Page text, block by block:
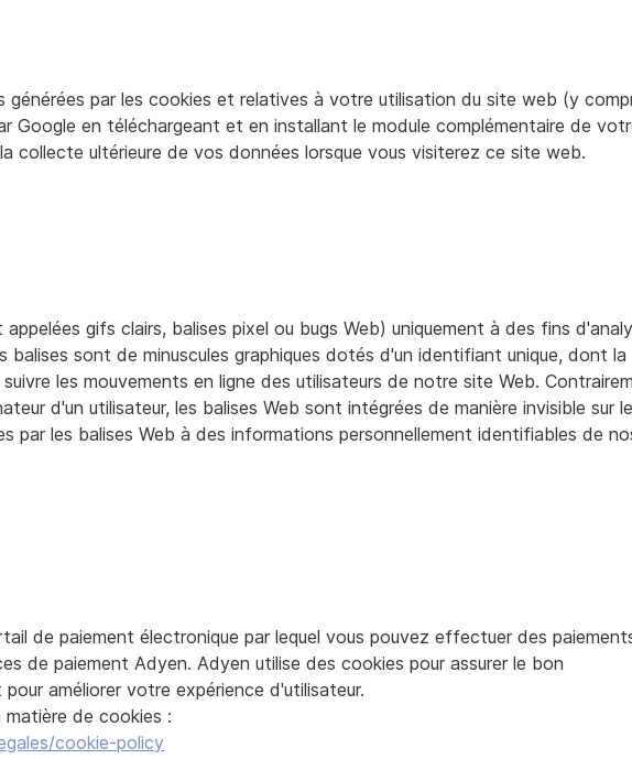
par les cookies et relatives à votre utilisation du site web (y
Google en téléchargeant et en installant le module complémentaire de
collecte ultérieure de vos données lorsque vous visiterez ce site web.
gifs clairs, balises pixel ou bugs Web) uniquement à des fins
balises sont de minuscules graphiques dotés d'un identifiant unique, dont la
les mouvements en ligne des utilisateurs de notre site Web.
d'un utilisateur, les balises Web sont intégrées de manière invisible sur
par les balises Web à des informations personnellement identifiables de
de paiement électronique par lequel vous pouvez effectuer des
de paiement Adyen. Adyen utilise des cookies pour assurer le bon
améliorer votre expérience d'utilisateur.
de cookies :
cookie-policy